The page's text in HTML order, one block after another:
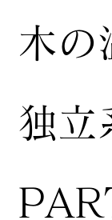
木の
独立